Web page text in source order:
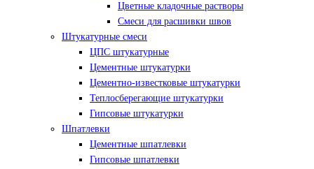
Цветные кладочные растворы
Смеси для расшивки швов
Штукатурные смеси
ЦПС штукатурные
Цементные штукатурки
Цементно-известковые штукатурки
Теплосберегающие штукатурки
Гипсовые штукатурки
Шпатлевки
Цементные шпатлевки
Гипсовые шпатлевки